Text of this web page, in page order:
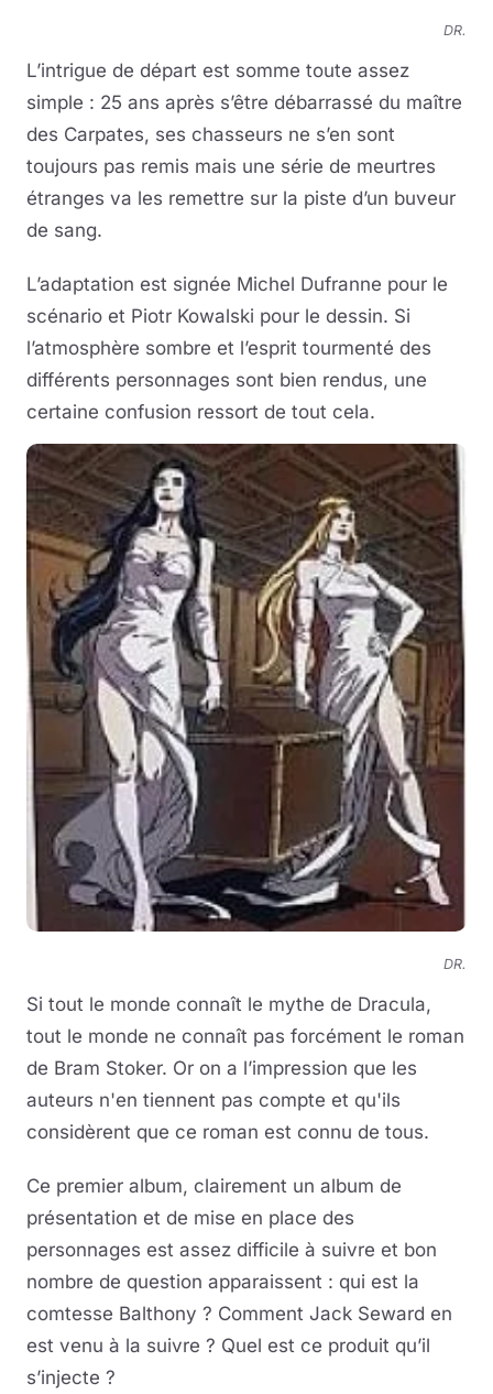
DR.
L’intrigue de départ est somme toute assez
simple : 25 ans après s’être débarrassé du maître
des Carpates, ses chasseurs ne s’en sont
toujours pas remis mais une série de meurtres
étranges va les remettre sur la piste d’un buveur
de sang.
L’adaptation est signée Michel Dufranne pour le
scénario et Piotr Kowalski pour le dessin. Si
l’atmosphère sombre et l’esprit tourmenté des
différents personnages sont bien rendus, une
certaine confusion ressort de tout cela.
DR.
Si tout le monde connaît le mythe de Dracula,
tout le monde ne connaît pas forcément le roman
de Bram Stoker. Or on a l’impression que les
auteurs n'en tiennent pas compte et qu'ils
considèrent que ce roman est connu de tous.
Ce premier album, clairement un album de
présentation et de mise en place des
personnages est assez difficile à suivre et bon
nombre de question apparaissent : qui est la
comtesse Balthony ? Comment Jack Seward en
est venu à la suivre ? Quel est ce produit qu’il
s’injecte ?